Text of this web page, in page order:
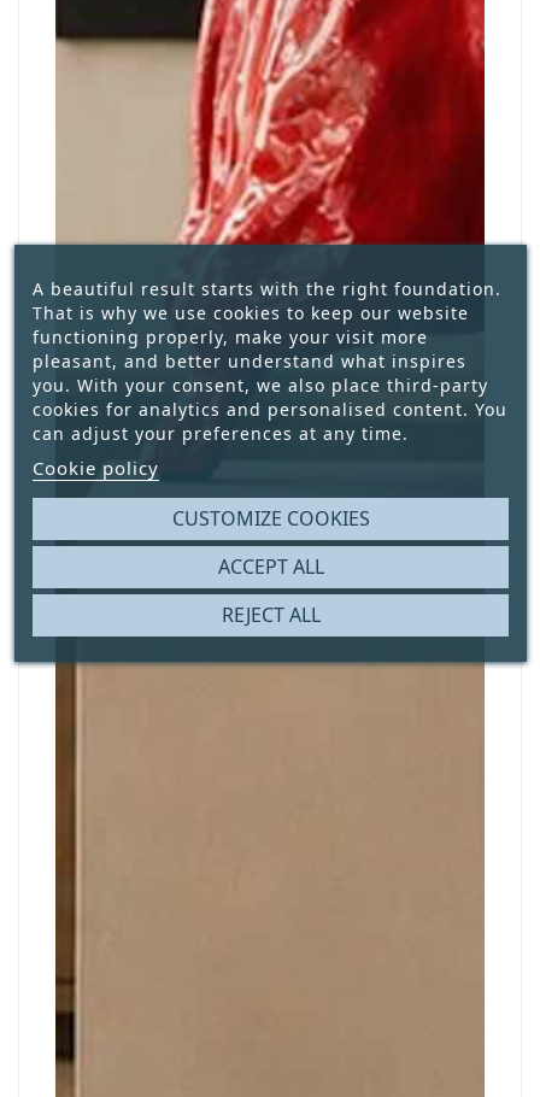
A beautiful result starts with the right foundation.
That is why we use cookies to keep our website
functioning properly, make your visit more
pleasant, and better understand what inspires
you. With your consent, we also place third-party
cookies for analytics and personalised content. You
can adjust your preferences at any time.
Cookie policy
CUSTOMIZE COOKIES
REJECT ALL
ACCEPT ALL